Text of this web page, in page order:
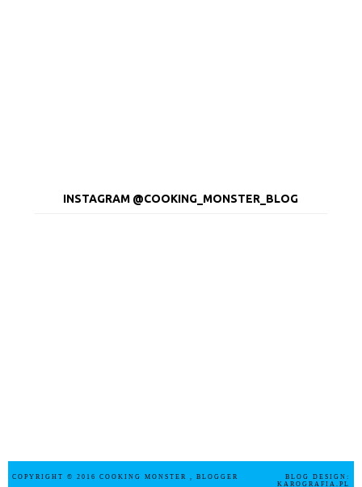
INSTAGRAM @COOKING_MONSTER_BLOG
COPYRIGHT © 2016 COOKING MONSTER , BLOGGER
BLOG DESIGN:
KAROGRAFIA.PL